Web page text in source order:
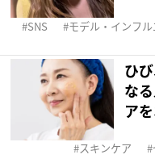
SNS モデル・インフ
ひ
な
ア
スキンケア